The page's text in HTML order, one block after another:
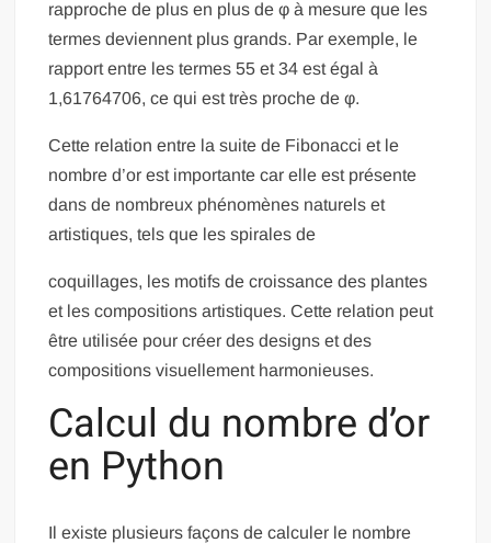
rapproche de plus en plus de φ à mesure que les
termes deviennent plus grands. Par exemple, le
rapport entre les termes 55 et 34 est égal à
1,61764706, ce qui est très proche de φ.
Cette relation entre la suite de Fibonacci et le
nombre d’or est importante car elle est présente
dans de nombreux phénomènes naturels et
artistiques, tels que les spirales de
coquillages, les motifs de croissance des plantes
et les compositions artistiques. Cette relation peut
être utilisée pour créer des designs et des
compositions visuellement harmonieuses.
Calcul du nombre d’or
en Python
Il existe plusieurs façons de calculer le nombre